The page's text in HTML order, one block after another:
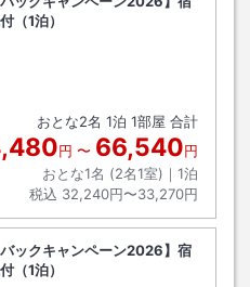
（1泊）
おとな2名 1泊 1部屋 合計
円 〜 66,540円
おとな1名 (2名1室)｜ 1泊
税込 32,240円〜33,270円
バックキャンペーン2026】宿
（1泊）